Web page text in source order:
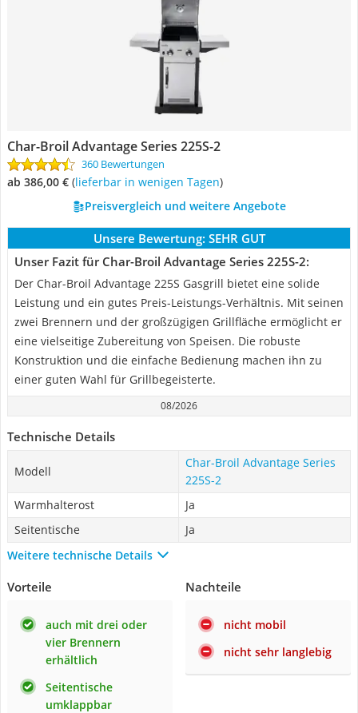
Char-Broil Advantage Series 225S-2
360 Bewertungen
ab 386,00 € ( Lieferbar in wenigen Tagen)
Preisvergleich und weitere Angebote
Unsere Bewertung: SEHR GUT
Unser Fazit für Char-Broil Advantage Series 225S-2:
Der Char-Broil Advantage 225S Gasgrill bietet eine solide
Leistung und ein gutes Preis-Leistungs-Verhältnis. Mit seinen
zwei Brennern und der großzügigen Grillfläche ermöglicht er
eine vielseitige Zubereitung von Speisen. Die robuste
Konstruktion und die einfache Bedienung machen ihn zu
einer guten Wahl für Grillbegeisterte.
08/2026
Technische Details
Modell
Char-Broil Advantage Series
225S-2
Warmhalterost
Ja
Seitentische
Ja
Weitere technische Details
Vorteile
auch mit drei oder
vier Brennern
erhältlich
Seitentische
umklappbar
Nachteile
nicht mobil
nicht sehr langlebig